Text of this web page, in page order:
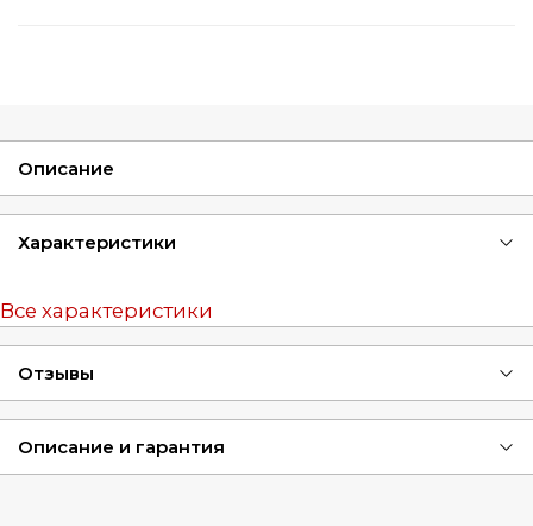
Описание
Характеристики
Все характеристики
Отзывы
Описание и гарантия